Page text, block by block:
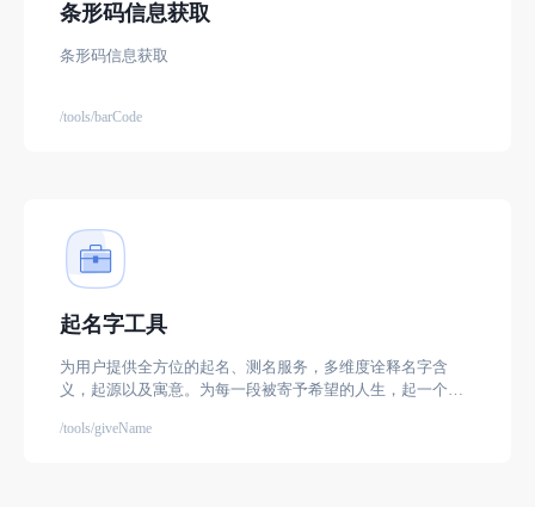
条形码信息获取
条形码信息获取
/tools/barCode
起名字工具
为用户提供全方位的起名、测名服务，多维度诠释名字含
义，起源以及寓意。为每一段被寄予希望的人生，起一个好
/tools/giveName